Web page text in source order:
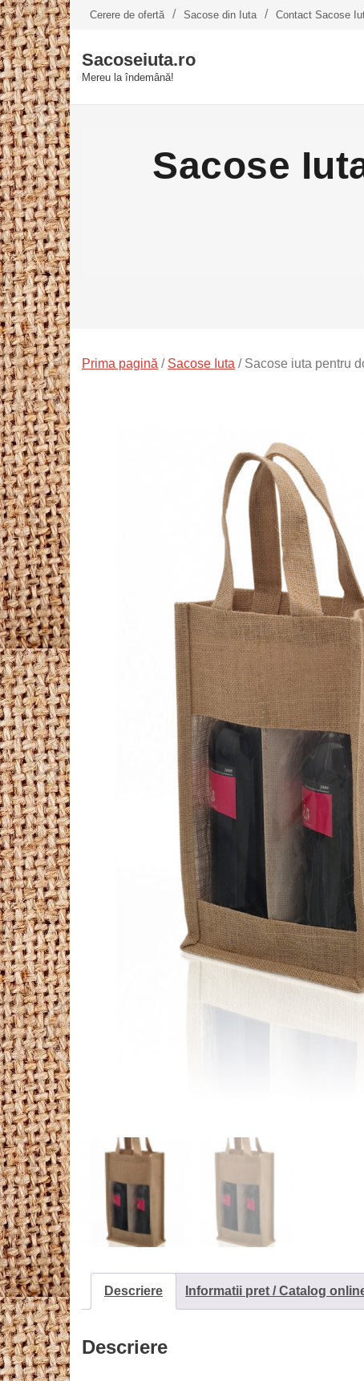
Skip
to
content
Cerere de ofertă Sacose din Iuta Contact Sacose
Sacoseiuta.ro
Mereu la îndemână!
Sacose
Prima pagină / Sacose Iuta / Sacose iuta pentru
Descriere Informatii pret / Catalog
Descriere